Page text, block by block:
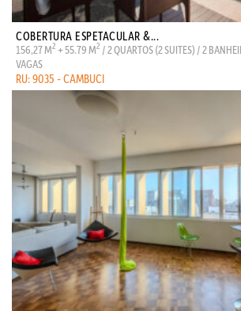
COBERTURA ESPETACULAR &...
156,27 M2 + 55.79 M2 / 2 QUARTOS (2 SUITES) / 2
VAGAS
RU: 9035 - CAMBUCI